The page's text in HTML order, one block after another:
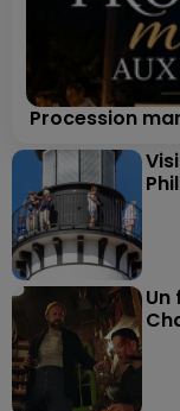
Procession
Un